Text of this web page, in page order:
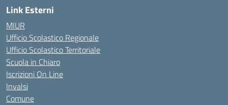
Link Esterni
MIUR
Ufficio Scolastico Regionale
Ufficio Scolastico Territoriale
Scuola in Chiaro
Iscrizioni On Line
Invalsi
Comune